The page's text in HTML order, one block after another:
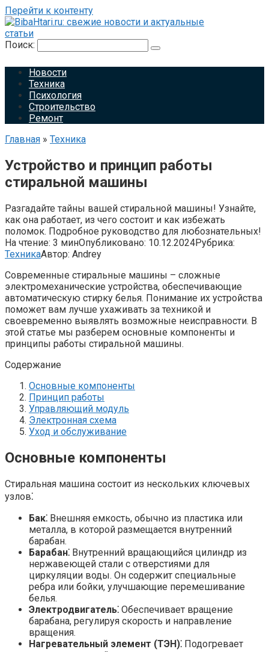
Перейти к контенту
Поиск:
Новости
Техника
Психология
Строительство
Ремонт
Главная » Техника
Устройство и принцип работы
стиральной машины
Разгадайте тайны вашей стиральной машины! Узнайте,
как она работает, из чего состоит и как избежать
поломок. Подробное руководство для любознательных!
На чтение: 3 минОпубликовано: 10.12.2024Рубрика:
ТехникаАвтор: Andrey
Современные стиральные машины – сложные
электромеханические устройства, обеспечивающие
автоматическую стирку белья. Понимание их устройства
поможет вам лучше ухаживать за техникой и
своевременно выявлять возможные неисправности. В
этой статье мы разберем основные компоненты и
принципы работы стиральной машины.
Содержание
Основные компоненты
Принцип работы
Управляющий модуль
Электронная схема
Уход и обслуживание
Основные компоненты
Стиральная машина состоит из нескольких ключевых
узлов⁚
Бак⁚ Внешняя емкость, обычно из пластика или
металла, в которой размещается внутренний
барабан.
Барабан⁚ Внутренний вращающийся цилиндр из
нержавеющей стали с отверстиями для
циркуляции воды. Он содержит специальные
ребра или бойки, улучшающие перемешивание
белья.
Электродвигатель⁚ Обеспечивает вращение
барабана, регулируя скорость и направление
вращения.
Нагревательный элемент (ТЭН)⁚ Подогревает